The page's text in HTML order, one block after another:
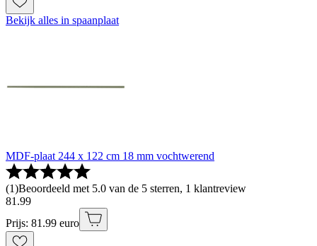
Bekijk alles in spaanplaat
MDF-plaat 244 x 122 cm 18 mm vochtwerend
(1)Beoordeeld met 5.0 van de 5 sterren, 1 klantreview
81.99
Prijs: 81.99 euro